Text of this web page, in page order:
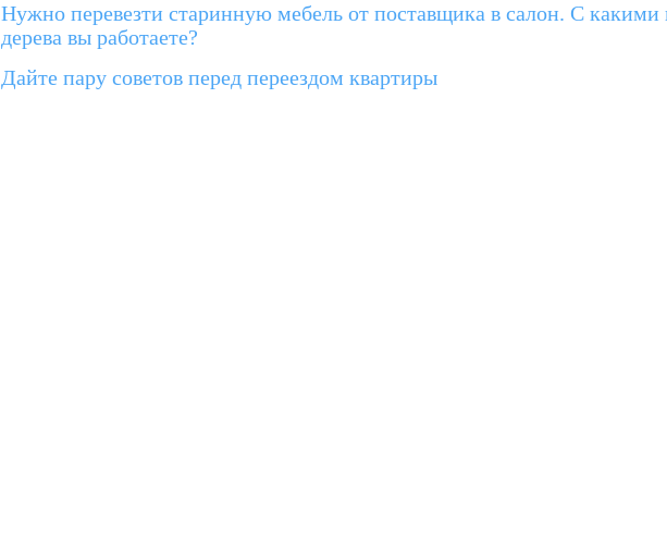
Нужно перевезти старинную мебель от поставщика в салон. С какими
дерева вы работаете?
Дайте пару советов перед переездом квартиры